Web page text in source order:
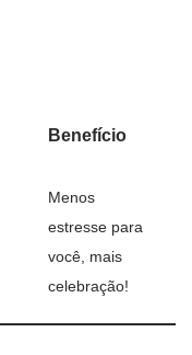
Benefício
Menos
estresse para
você, mais
celebração!